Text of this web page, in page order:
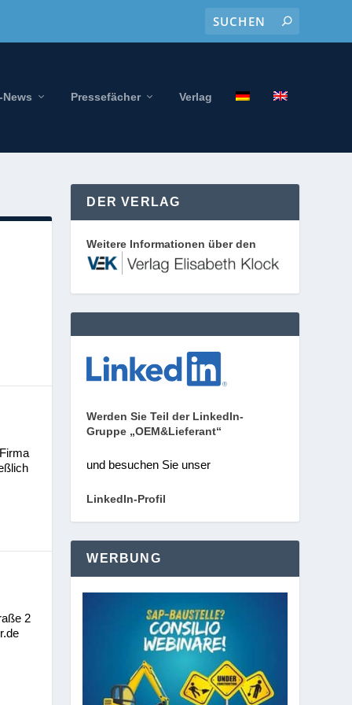
Pressefächer Verlag
2
DER VERLAG
Weitere Informationen über den
Werden Sie Teil der LinkedIn-
Gruppe „OEM&Lieferant“
und besuchen Sie unser
LinkedIn-Profil
WERBUNG